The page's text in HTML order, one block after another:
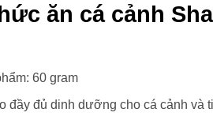
ăn cá cảnh
60 gram
đầy đủ dinh dưỡng cho cá cảnh và